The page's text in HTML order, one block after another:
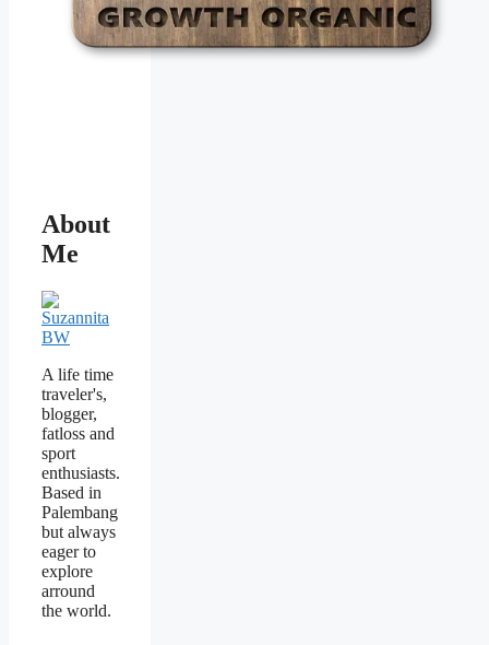
About
Me
A life time
traveler's,
blogger,
fatloss and
sport
enthusiasts.
Based in
Palembang
but always
eager to
explore
arround
the world.